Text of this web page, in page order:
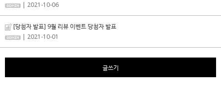
| 2021-10-06
[당첨자 발표] 9월 리뷰 이벤트 당첨자 발표
| 2021-10-01
글쓰기